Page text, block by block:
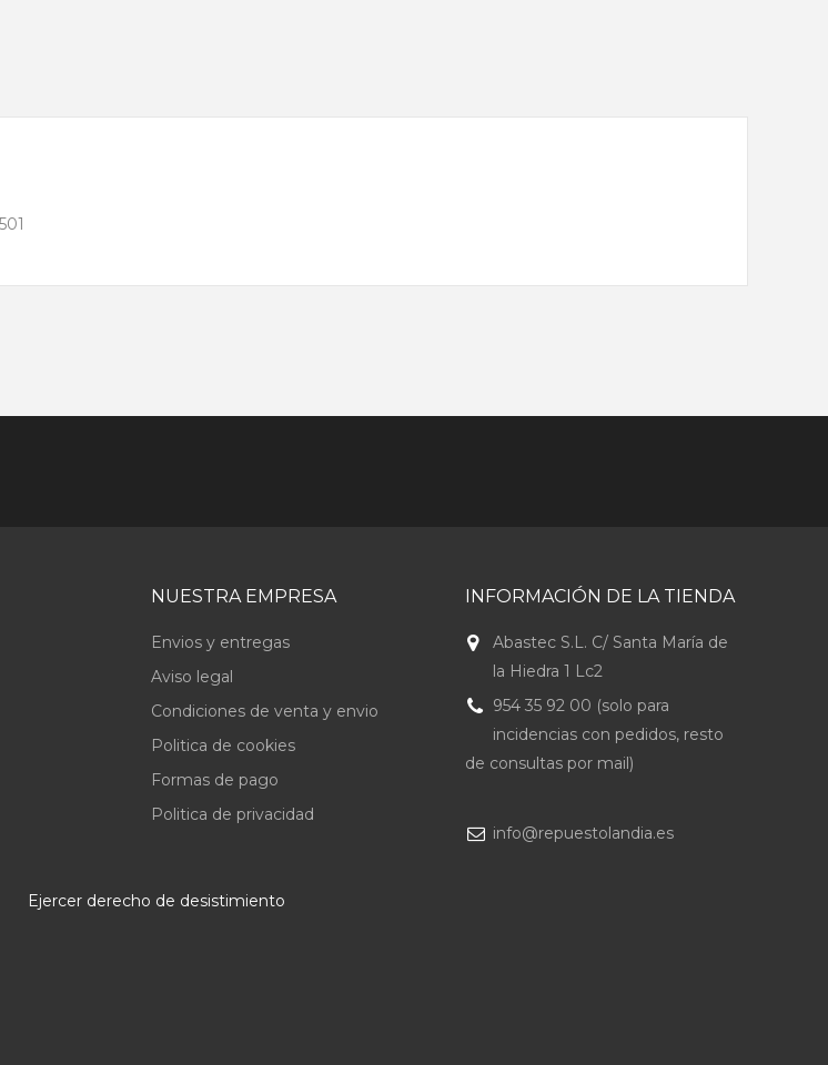
NUESTRA EMPRESA
Envios y entregas
Aviso legal
Condiciones de venta y envio
Politica de cookies
Formas de pago
Politica de privacidad
INFORMACIÓN DE LA TIENDA
Abastec S.L. C/ Santa María de
la Hiedra 1 Lc2
954 35 92 00 (solo para
incidencias con pedidos, resto
de consultas por mail)
info@repuestolandia.es
Ejercer derecho de desistimiento